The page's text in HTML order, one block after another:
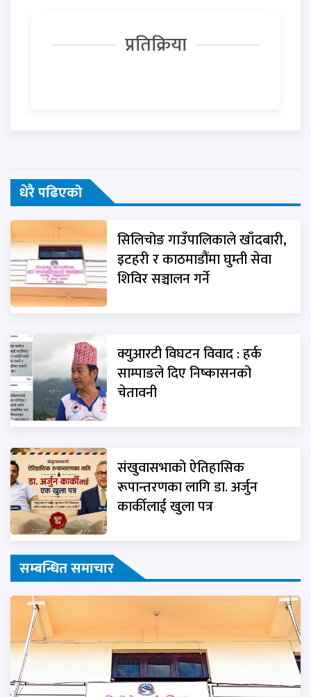
प्रतिक्रिया
धेरै पढिएको
सिलिचोङ गाउँपालिकाले खाँदबारी,
इटहरी र काठमाडौंमा घुम्ती सेवा
शिविर सञ्चालन गर्ने
क्युआरटी विघटन विवाद : हर्क
साम्पाङले दिए निष्कासनको
चेतावनी
संखुवासभाको ऐतिहासिक
रूपान्तरणका लागि डा. अर्जुन
कार्कीलाई खुला पत्र
सम्बन्धित समाचार